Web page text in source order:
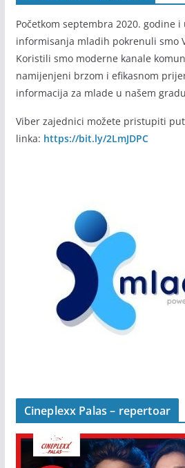
Početkom septembra 2020. godine
informisanja mladih pokrenuli smo
Koristili smo moderne kanale
namijenjeni brzom i efikasnom
informacija za mlade u našem
Viber zajednici možete pristupiti
linka: https://bit.ly/2LmJDPC
Cineplexx Palas – repertoar